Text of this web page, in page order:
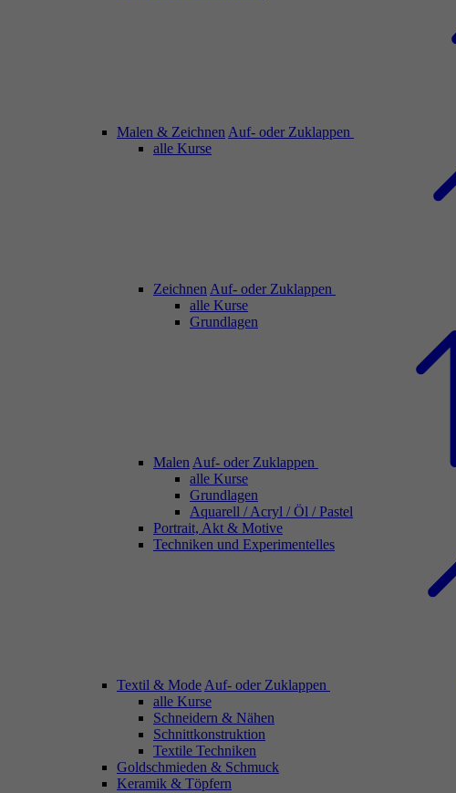
Malen & Zeichnen Auf- oder Zuklappen
alle Kurse
Zeichnen Auf- oder Zuklappen
alle Kurse
Grundlagen
Malen Auf- oder Zuklappen
alle Kurse
Grundlagen
Aquarell / Acryl / Öl / Pastel
Portrait, Akt & Motive
Techniken und Experimentelles
Textil & Mode Auf- oder Zuklappen
alle Kurse
Schneidern & Nähen
Schnittkonstruktion
Textile Techniken
Goldschmieden & Schmuck
Keramik & Töpfern